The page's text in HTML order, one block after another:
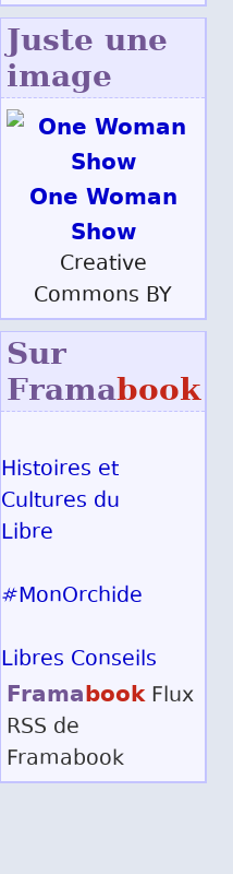
Juste une
image
One Woman
Show
Creative
Commons BY
Sur
Framabook
Histoires et
Cultures du
Libre
#MonOrchide
Libres Conseils
Framabook Flux
RSS de
Framabook